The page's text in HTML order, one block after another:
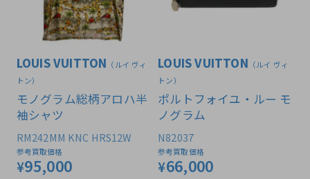
LOUIS VUITTON （ルイ ヴィ
トン）
モノグラム総柄アロハ半
袖シャツ
RM242MM KNC HRS12W
参考買取価格
¥95,000
LOUIS VUITTON （ルイ ヴィ
トン）
ポルトフォイユ・ルー モ
ノグラム
N82037
参考買取価格
¥66,000